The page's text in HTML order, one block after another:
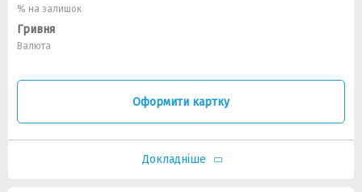
% на залишок
Гривня
Валюта
Оформити картку
Докладніше